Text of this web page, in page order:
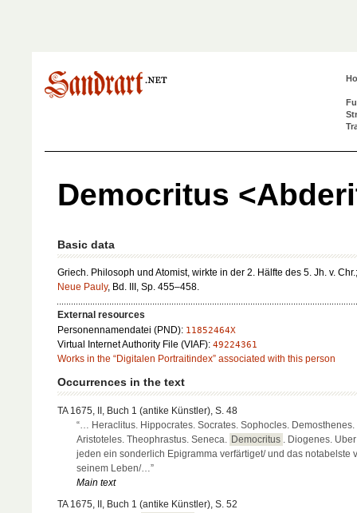
Democritus
Basic data
Griech. Philosoph und Atomist, wirkte in der 2. Hälfte des 5. Jh. v.
Neue Pauly, Bd. III, Sp. 455–458.
External resources
Personennamendatei (PND): 11852464X
Virtual Internet Authority File (VIAF): 49224361
Works in the “Digitalen Portraitindex” associated with this person
Occurrences in the text
TA 1675, II, Buch 1 (antike Künstler), S. 48
“… Heraclitus. Hippocrates. Socrates. Sophocles. Demosthenes.
Aristoteles. Theophrastus. Seneca.
Democritus
. Diogenes.
jeden ein sonderlich Epigramma verfärtiget/ und das notabelste
seinem Leben/…”
Main text
TA 1675, II, Buch 1 (antike Künstler), S. 52